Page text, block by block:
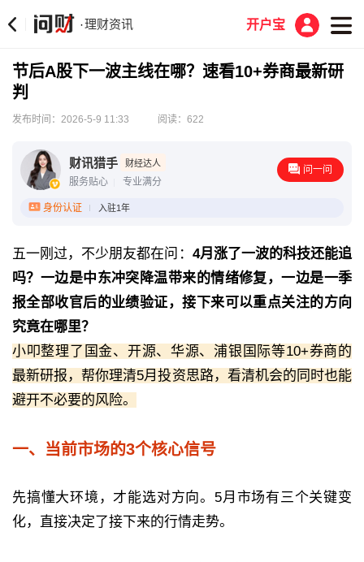
·理财资讯 开户宝
节后A股下一波主线在哪？速看10+券商最新研
判
发布时间：2026-5-9 11:33 阅读：622
‌财讯猎手 财经达人
服务贴心 专业满分
问一问
身份认证 入驻1年
五一刚过，不少朋友都在问： 4月涨了一波的科技还能追
吗？一边是中东冲突降温带来的情绪修复，一边是一季
报全部收官后的业绩验证，接下来可以重点关注的方向
究竟在哪里？
小叩整理了国金、开源、华源、浦银国际等10+券商的
最新研报，帮你理清5月投资思路，看清机会的同时也能
避开不必要的风险。
一、当前市场的3个核心信号
先搞懂大环境，才能选对方向。5月市场有三个关键变
化，直接决定了接下来的行情走势。